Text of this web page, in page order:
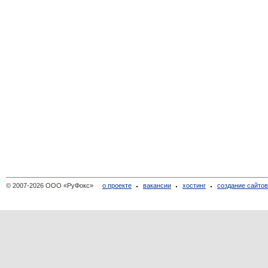
© 2007-2026 ООО «РуФокс» о проекте вакансии хостинг создание сайтов